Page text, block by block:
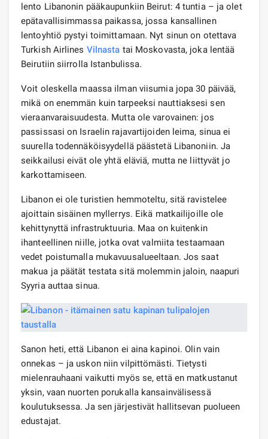
lento Libanonin pääkaupunkiin Beirut: 4 tuntia – ja olet
epätavallisimmassa paikassa, jossa kansallinen
lentoyhtiö pystyi toimittamaan. Nyt sinun on otettava
Turkish Airlines Vilnasta tai Moskovasta, joka lentää
Beirutiin siirrolla Istanbulissa.
Voit oleskella maassa ilman viisumia jopa 30 päivää,
mikä on enemmän kuin tarpeeksi nauttiaksesi sen
vieraanvaraisuudesta. Mutta ole varovainen: jos
passissasi on Israelin rajavartijoiden leima, sinua ei
suurella todennäköisyydellä päästetä Libanoniin. Ja
seikkailusi eivät ole yhtä eläviä, mutta ne liittyvät jo
karkottamiseen.
Libanon ei ole turistien hemmoteltu, sitä ravistelee
ajoittain sisäinen myllerrys. Eikä matkailijoille ole
kehittynyttä infrastruktuuria. Maa on kuitenkin
ihanteellinen niille, jotka ovat valmiita testaamaan
vedet poistumalla mukavuusalueeltaan. Jos saat
makua ja päätät testata sitä molemmin jaloin, naapuri
Syyria auttaa sinua.
Sanon heti, että Libanon ei aina kapinoi. Olin vain
onnekas – ja uskon niin vilpittömästi. Tietysti
mielenrauhaani vaikutti myös se, että en matkustanut
yksin, vaan nuorten porukalla kansainvälisessä
koulutuksessa. Ja sen järjestivät hallitsevan puolueen
edustajat.